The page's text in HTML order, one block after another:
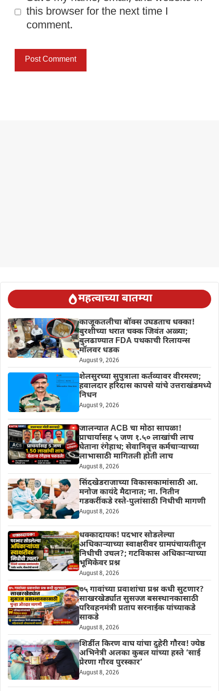
this browser for the next time I
comment.
महत्वाच्या बातम्या
काजूकतलीचा बॉक्स उघडताच धक्का!
बुरशीच्या थरात चक्क जिवंत अळ्या;
बुलढाण्यात FDA पथकाची रिलायन्स
मॉलवर धडक
August 9, 2026
शेलसुरच्या सुपुत्राला कर्तव्यावर वीरमरण;
हवालदार हरिदास कापसे यांचे उत्तराखंडमध्ये
निधन
August 9, 2026
जालन्यात ACB चा मोठा सापळा!
प्राचार्यासह ५ जण १.५० लाखांची लाच
घेताना रंगेहाथ; सेवानिवृत्त कर्मचाऱ्याच्या
लाभासाठी मागितली होती लाच
August 8, 2026
सिंदखेडराजाच्या विकासकामांसाठी आ.
मनोज कायंदे मैदानात; ना. नितीन
गडकरींकडे रस्ते-पुलांसाठी निधीची मागणी
August 8, 2026
धक्कादायक! पदभार सोडलेल्या
अधिकाऱ्याच्या स्वाक्षरीवर ग्रामपंचायतीतून
निधीची उचल?; गटविकास अधिकाऱ्याच्या
भूमिकेवर प्रश्न
August 8, 2026
७५ गावांच्या प्रवाशांचा प्रश्न कधी सुटणार?
साखरखेर्ड्यात सुसज्ज बसस्थानकासाठी
परिवहनमंत्री प्रताप सरनाईक यांच्याकडे
साकडे
August 8, 2026
शिर्डीत किरण वाघ यांचा दुहेरी गौरव! ज्येष्ठ
अभिनेत्री अलका कुबल यांच्या हस्ते ‘साई
प्रेरणा गौरव पुरस्कार’
August 8, 2026